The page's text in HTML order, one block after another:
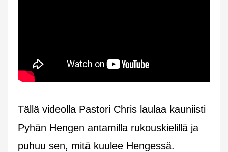
Tällä videolla Pastori Chris laulaa kauniisti
Pyhän Hengen antamilla rukouskielillä ja
puhuu sen, mitä kuulee Hengessä.